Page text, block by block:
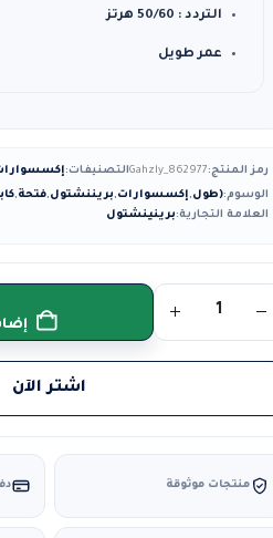
التردد : 50/60 هرتز
عمر طويل
رمز المنتج:Gahzly_862977التصنيفات:
الوسوم:(طول,إكسسوارات,بريننشتول,فتحة,
العلامة التجارية:برينينشتول
اشتر الآن
منتجات موثوقة